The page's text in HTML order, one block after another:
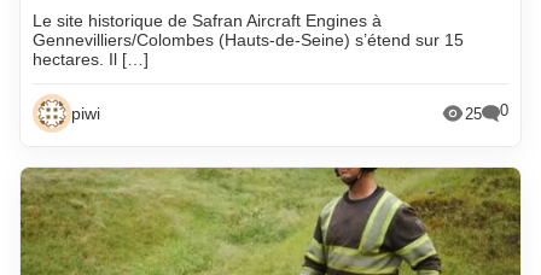
Le site historique de Safran Aircraft Engines à
Gennevilliers/Colombes (Hauts-de-Seine) s’étend sur 15
hectares. Il […]
piwi 25 0